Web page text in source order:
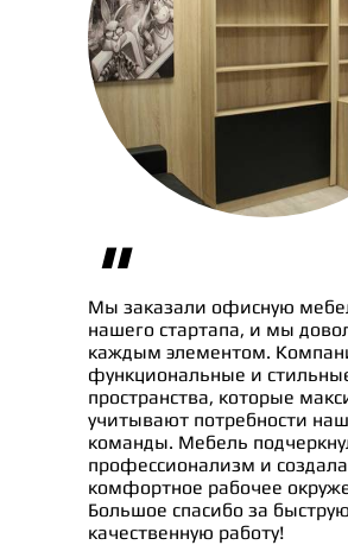
"
Мы заказали офисную
нашего стартапа, и мы
каждым элементом.
функциональные и
пространства, которые
учитывают потребности
команды. Мебель
профессионализм и создала
комфортное рабочее
Большое спасибо за
качественную работу!